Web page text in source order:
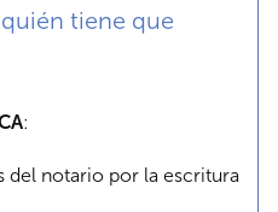
tiene que
:
del notario por la escritura